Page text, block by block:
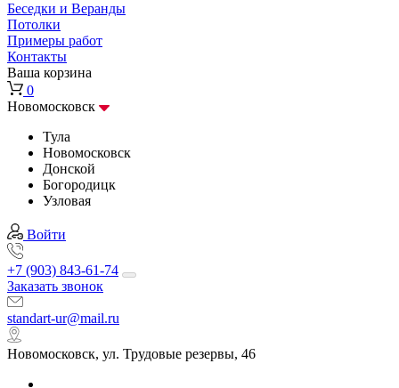
Беседки и Веранды
Потолки
Примеры работ
Контакты
Ваша корзина
0
Новомосковск
Тула
Новомосковск
Донской
Богородицк
Узловая
Войти
+7 (903) 843-61-74
Заказать звонок
standart-ur@mail.ru
Новомосковск, ул. Трудовые резервы, 46